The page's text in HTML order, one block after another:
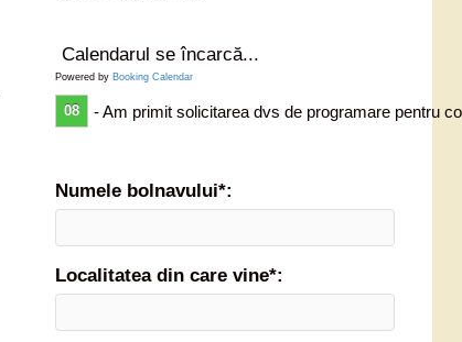
Calendarul se încarcă...
Powered by Booking Calendar
08 - Am primit solicitarea dvs de programare pentru
Numele bolnavului*:
Localitatea din care vine*: